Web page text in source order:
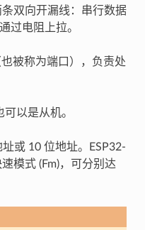
双向开漏线：串行数据
过电阻上拉。
被称为端口），负责处
以是从机。
或 10 位地址。ESP32-
模式 (Fm)，可分别达